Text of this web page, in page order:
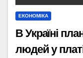
ЕКОНОМІКА
В Україні
людей у